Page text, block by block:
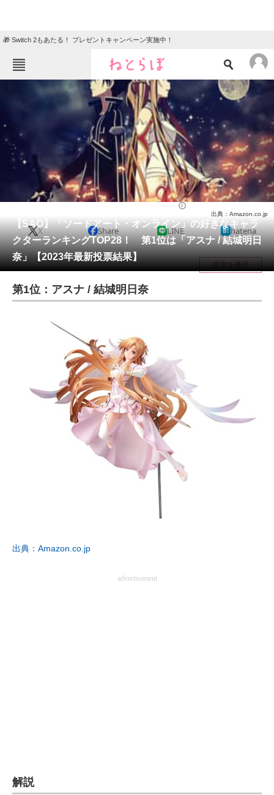
🎁 Switch 2もあたる！ プレゼントキャンペーン実施中！
ねとらぼメニュー
ニュース
クイズ
グルメ 地域
教育・育児
リサーチ
会員記事
メディア
注目記事を集めた総合ページ
ITの今と未来を見通す
スマホと通信の最新トレンド
進化するPCとデバイスの未来
好きが集まる 比べて選べる
ビジネスと働き方のヒント
AI活用のいまが分かる
企業ITのトレンドを詳説
【SAO】「ソードアート・オンライン」の好きなキャラ
クターランキングTOP28！ 第1位は「アスナ / 結城明日
奈」【2023年最新投票結果】
出典：Amazon.co.jp
X Share LINE hatena
目次を表示
第1位：アスナ / 結城明日奈
出典：Amazon.co.jp
advertisement
解説